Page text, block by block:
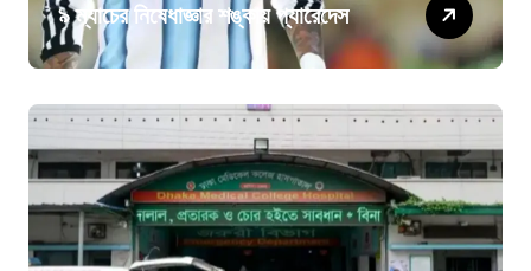
৯ ম্যাচের নিষেধাজ্ঞার শঙ্কায় প্যারেদেস